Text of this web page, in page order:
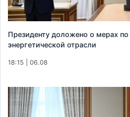
Президенту доложено о мерах по
энергетической отрасли
18:15 | 06.08